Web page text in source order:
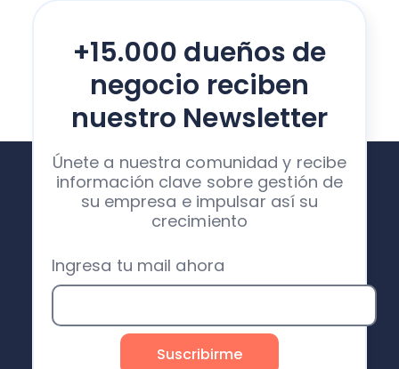
+15.000 dueños de
negocio reciben
nuestro Newsletter
Únete a nuestra comunidad y recibe
información clave sobre gestión de
su empresa e impulsar así su
crecimiento
Ingresa tu mail ahora